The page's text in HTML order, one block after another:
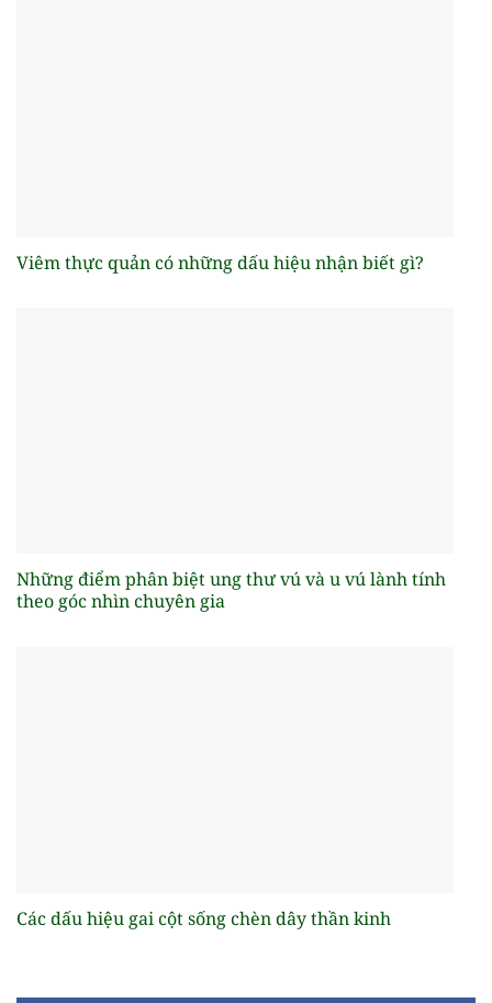
Viêm thực quản có những dấu hiệu nhận biết gì?
Những điểm phân biệt ung thư vú và u vú lành tính
theo góc nhìn chuyên gia
Các dấu hiệu gai cột sống chèn dây thần kinh